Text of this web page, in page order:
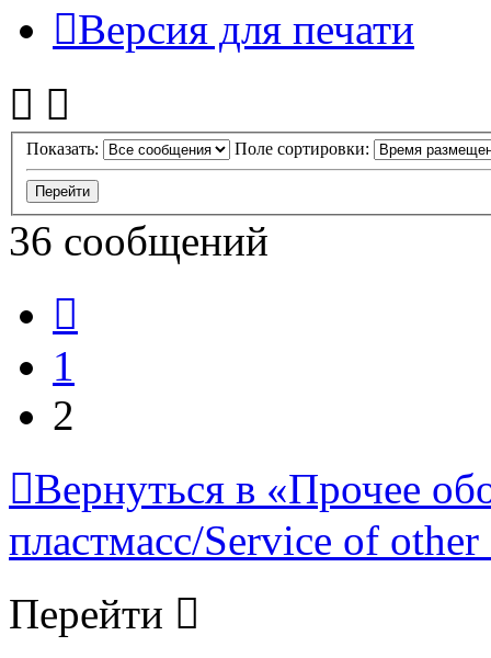
Версия для печати
Показать: Поле сортировки:
36 сообщений
1
2
Вернуться в «Прочее
пластмасс/Service of
Перейти